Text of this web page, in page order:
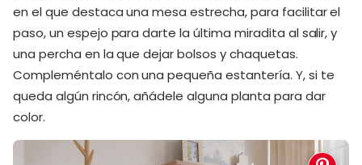
en el que destaca una mesa estrecha, para facilitar el
paso, un espejo para darte la última miradita al salir, y
una percha en la que dejar bolsos y chaquetas.
Compleméntalo con una pequeña estantería. Y, si te
queda algún rincón, añádele alguna planta para dar
color.